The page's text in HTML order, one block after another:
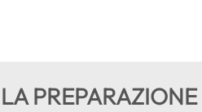
PREPARAZIONE